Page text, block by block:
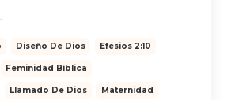
Diseño De Dios Efesios 2:10
Feminidad Bíblica
Llamado De Dios Maternidad